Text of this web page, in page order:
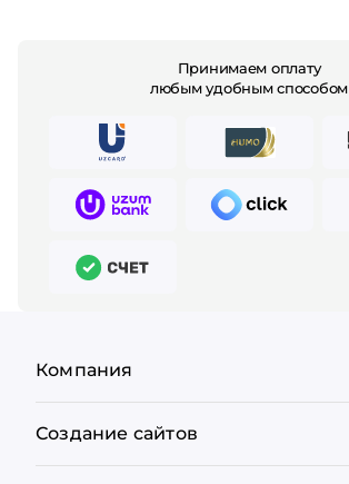
Принимаем оплату
любым удобным способом
Компания
Создание сайтов